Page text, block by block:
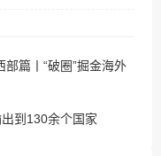
篇丨“破圈”掘金海外
到130余个国家